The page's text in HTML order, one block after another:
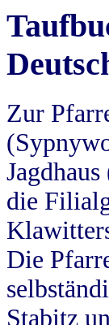
Zur
die
Die
Stabitz